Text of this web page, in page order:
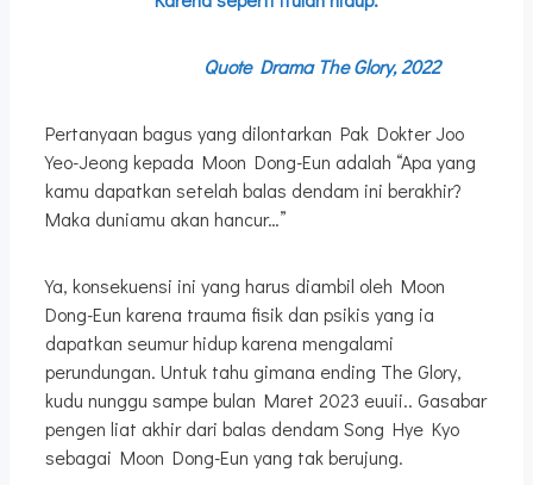
Quote Drama The Glory, 2022
Pertanyaan bagus yang dilontarkan Pak Dokter Joo
Yeo-Jeong kepada Moon Dong-Eun adalah “Apa yang
kamu dapatkan setelah balas dendam ini berakhir?
Maka duniamu akan hancur…”
Ya, konsekuensi ini yang harus diambil oleh Moon
Dong-Eun karena trauma fisik dan psikis yang ia
dapatkan seumur hidup karena mengalami
perundungan. Untuk tahu gimana ending The Glory,
kudu nunggu sampe bulan Maret 2023 euuii.. Gasabar
pengen liat akhir dari balas dendam Song Hye Kyo
sebagai Moon Dong-Eun yang tak berujung.